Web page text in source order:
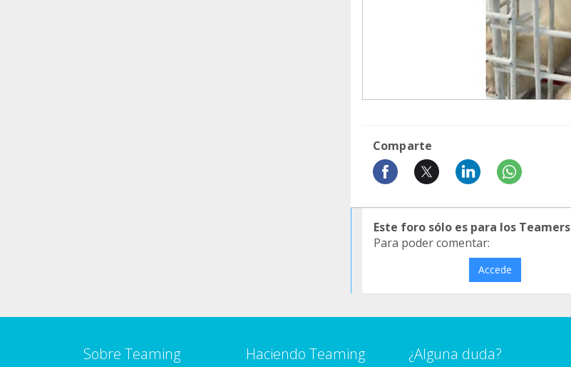
Comparte
Este foro sólo es para los
Para poder comentar:
Accede
Sobre Teaming Haciendo Teaming ¿Alguna duda?